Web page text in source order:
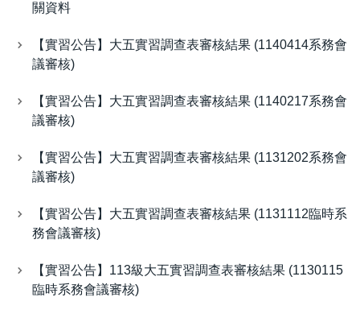
關資料
【實習公告】大五實習調查表審核結果 (1140414系務會
議審核)
【實習公告】大五實習調查表審核結果 (1140217系務會
議審核)
【實習公告】大五實習調查表審核結果 (1131202系務會
議審核)
【實習公告】大五實習調查表審核結果 (1131112臨時系
務會議審核)
【實習公告】113級大五實習調查表審核結果 (1130115
臨時系務會議審核)